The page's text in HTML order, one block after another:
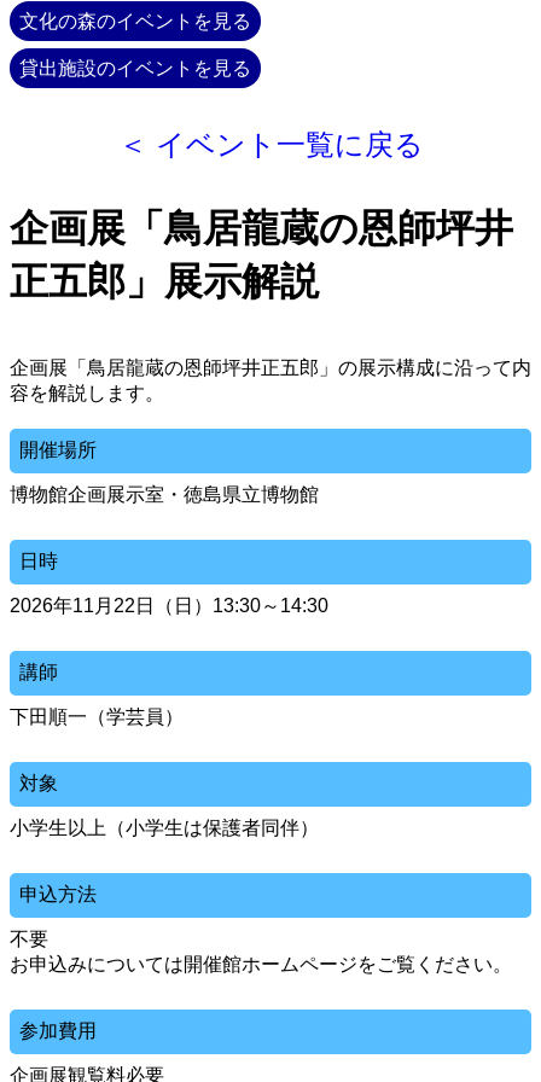
文化の森のイベントを見る
貸出施設のイベントを見る
＜ イベント一覧に戻る
企画展「鳥居龍蔵の恩師坪井
正五郎」展示解説
企画展「鳥居龍蔵の恩師坪井正五郎」の展示構成に沿って内
容を解説します。
開催場所
博物館企画展示室・徳島県立博物館
日時
2026年11月22日（日）13:30～14:30
講師
下田順一（学芸員）
対象
小学生以上（小学生は保護者同伴）
申込方法
不要
お申込みについては開催館ホームページをご覧ください。
参加費用
企画展観覧料必要